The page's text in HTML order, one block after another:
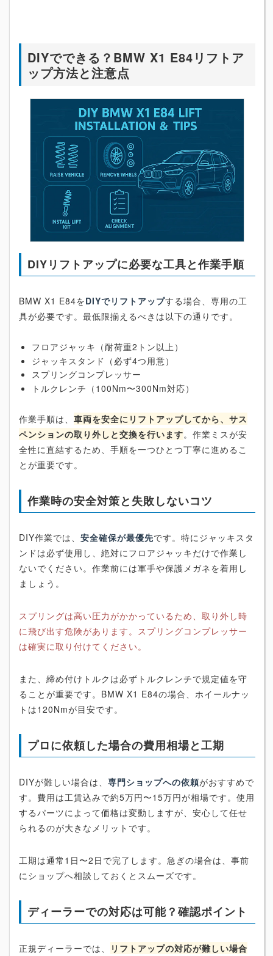
DIYでできる？BMW X1 E84リフトア
ップ方法と注意点
DIYリフトアップに必要な工具と作業手順
BMW X1 E84をDIYでリフトアップする場合、専用の工
具が必要です。最低限揃えるべきは以下の通りです。
フロアジャッキ（耐荷重2トン以上）
ジャッキスタンド（必ず4つ用意）
スプリングコンプレッサー
トルクレンチ（100Nm〜300Nm対応）
作業手順は、 車両を安全にリフトアップしてから、サス
ペンションの取り外しと交換を行います。作業ミスが安
全性に直結するため、手順を一つひとつ丁寧に進めるこ
とが重要です。
作業時の安全対策と失敗しないコツ
DIY作業では、 安全確保が最優先です。特にジャッキスタ
ンドは必ず使用し、絶対にフロアジャッキだけで作業し
ないでください。作業前には軍手や保護メガネを着用し
ましょう。
スプリングは高い圧力がかかっているため、取り外し時
に飛び出す危険があります。スプリングコンプレッサー
は確実に取り付けてください。
また、締め付けトルクは必ずトルクレンチで規定値を守
ることが重要です。BMW X1 E84の場合、ホイールナッ
トは120Nmが目安です。
プロに依頼した場合の費用相場と工期
DIYが難しい場合は、 専門ショップへの依頼がおすすめで
す。費用は工賃込みで約5万円〜15万円が相場です。使用
するパーツによって価格は変動しますが、安心して任せ
られるのが大きなメリットです。
工期は通常1日〜2日で完了します。急ぎの場合は、事前
にショップへ相談しておくとスムーズです。
ディーラーでの対応は可能？確認ポイント
正規ディーラーでは、
リフトアップの対応が難しい場合